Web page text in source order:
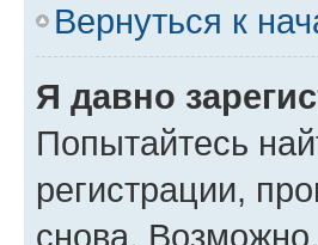
Вернуться к
Я давно
Попытайтесь
регистрации,
снова.